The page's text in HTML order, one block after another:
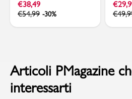
€38,49
€54,99 -30%
€
€
Articoli PMagazine
interessarti